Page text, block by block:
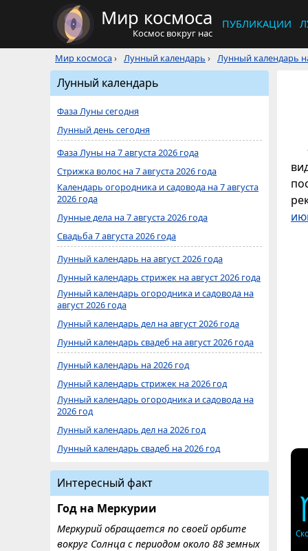
Мир космоса
Космос вокруг нас
ПУБЛИКАЦИИ
Мир космоса› Лунный календарь › Лунный календарь
Лунный календарь
Фаза Луны сегодня
Лунный день сегодня
Фаза Луны на 7 августа 2026 года
Стрижка волос на 7 августа 2026 года
Календарь огородника и садовода на 7 августа
2026 года
Лунные дела на 7 августа 2026 года
Свадьба 7 августа 2026 года
Лунный календарь на август 2026 года
Лунный календарь стрижек на август 2026 года
Лунный календарь огородника и садовода на
август 2026 года
Лунный календарь дел на август 2026 года
Лунный календарь свадеб на август 2026 года
Лунный календарь на 2026 год
Лунный календарь стрижек на 2026 год
Лунный календарь огородника и садовода на
2026 год
Лунный календарь дел на 2026 год
Лунный календарь свадеб на 2026 год
Интересный факт
Год на Меркурии
Меркурий обращается по своей орбите
вокруг Солнца с периодом около 88 земных